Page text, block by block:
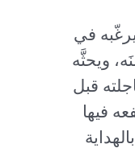
في
ويحثَّه
قبل
فيها